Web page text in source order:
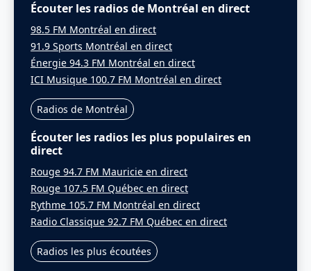
Écouter les radios de Montréal en direct
98.5 FM Montréal en direct
91.9 Sports Montréal en direct
Énergie 94.3 FM Montréal en direct
ICI Musique 100.7 FM Montréal en direct
Radios de Montréal
Écouter les radios les plus populaires en
direct
Rouge 94.7 FM Mauricie en direct
Rouge 107.5 FM Québec en direct
Rythme 105.7 FM Montréal en direct
Radio Classique 92.7 FM Québec en direct
Radios les plus écoutées